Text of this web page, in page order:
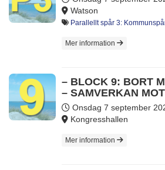
Watson
Parallellt spår 3:
Mer information
– BLOCK 9: BORT
– SAMVERKAN
Onsdag 7 september
Kongresshallen
Mer information